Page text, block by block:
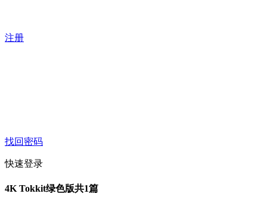
注册
找回密码
快速登录
4K Tokkit绿色版共1篇